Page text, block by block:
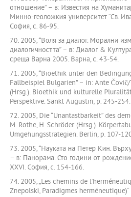
отношение” – в: Известия на
Минно-геоложкия университет “Св.
София, с. 86-95.
70. 2005, “Воля за диалог. Морални
диалогичността” – в: Диалог &
среща Варна 2005. Варна, с. 43-54.
71. 2005, “Bioethik unter den
Fallbeispiel Bulgarien” – in: Ante
(Hrsg.). Bioethik und kulturelle
Perspektive. Sankt Augustin, p. 245-254.
72. 2005, Die “Unantastbarkeit” des
M. Rothe, H. Schröder (Hrsg.).
Umgehungsstrategien. Berlin, p. 107-
73. 2005, “Науката на Петер Кин.
– в: Панорама. Сто години от
XXVI. София, с. 154-166.
74. 2005, „Les chemins de
Znepolski, Paradigmes